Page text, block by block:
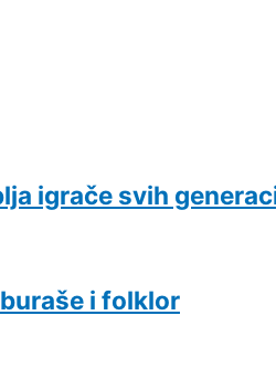
igrače svih
i folklor